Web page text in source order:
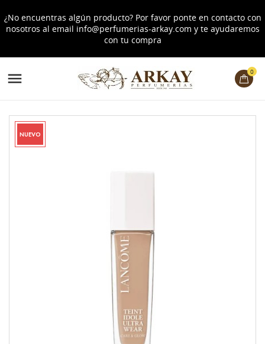
¿No encuentras algún producto? Por favor ponte en contacto con
nosotros al email info@perfumerias-arkay.com y te ayudaremos
con tu compra
 0
NUEVO